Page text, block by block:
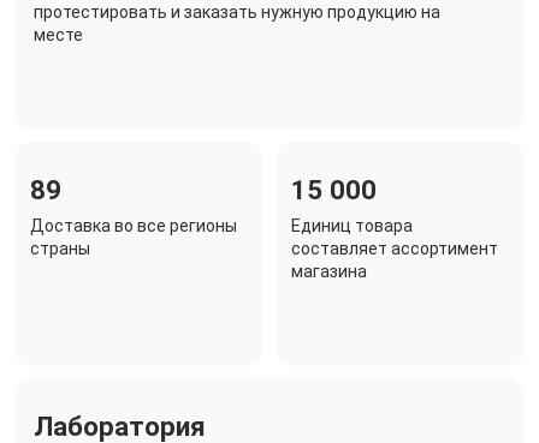
протестировать и заказать нужную продукцию на
месте
89
Доставка во все регионы
страны
15 000
Единиц товара
составляет ассортимент
магазина
Лаборатория